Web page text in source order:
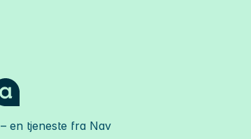
– en tjeneste fra Nav